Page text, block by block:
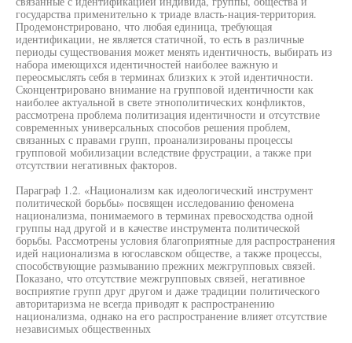
государства применительно к триаде власть-нация-территория.
Продемонстрировано, что любая единица, требующая
идентификации, не является статичной, то есть в различные
периоды существования может менять идентичность, выбирать из
набора имеющихся идентичностей наиболее важную и
переосмыслять себя в терминах близких к этой идентичности.
Сконцентрировано внимание на групповой идентичности как
наиболее актуальной в свете этнополитических конфликтов,
рассмотрена проблема политизация идентичности и отсутствие
современных универсальных способов решения проблем,
связанных с правами групп, проанализированы процессы
групповой мобилизации вследствие фрустрации, а также при
отсутствии негативных факторов.
Параграф 1.2. «Национализм как идеологический инструмент
политической борьбы» посвящен исследованию феномена
национализма, понимаемого в терминах превосходства одной
группы над другой и в качестве инструмента политической
борьбы. Рассмотрены условия благоприятные для распространения
идей национализма в югославском обществе, а также процессы,
способствующие размыванию прежних межгрупповых связей.
Показано, что отсутствие межгрупповых связей, негативное
восприятие групп друг другом и даже традиции политического
авторитаризма не всегда приводят к распространению
национализма, однако на его распространение влияет отсутствие
независимых общественных